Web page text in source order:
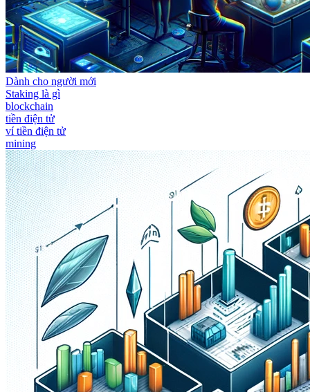
Dành cho người mới
Staking là gì
blockchain
tiền điện tử
ví tiền điện tử
mining